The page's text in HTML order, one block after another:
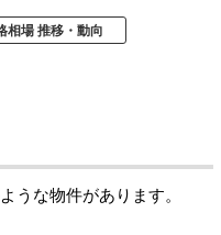
相場 推移・動向
うな物件があります。